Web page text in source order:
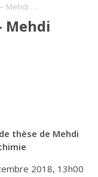
Soutenance de thèse – Mehdi Ghram
Mehdi
thèse de Mehdi
2018, 13h00